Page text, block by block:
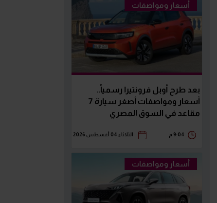
أسعار ومواصفات
بعد طرح أوبل فرونتيرا رسمياً..
أسعار ومواصفات أصغر سيارة 7
مقاعد في السوق المصري
9:04 م الثلاثاء 04 أغسطس 2026
أسعار ومواصفات